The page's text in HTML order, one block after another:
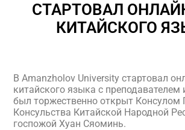
СТАРТОВАЛ
КИТАЙСКОГО
В Amanzholov University стартовал
китайского языка с преподавателем
был торжественно открыт Консулом
Консульства Китайской Народной
госпожой Хуан Сяоминь.